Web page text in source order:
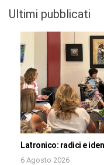
Ultimi pubblicati
Latronico: radici e
6 Agosto 2026